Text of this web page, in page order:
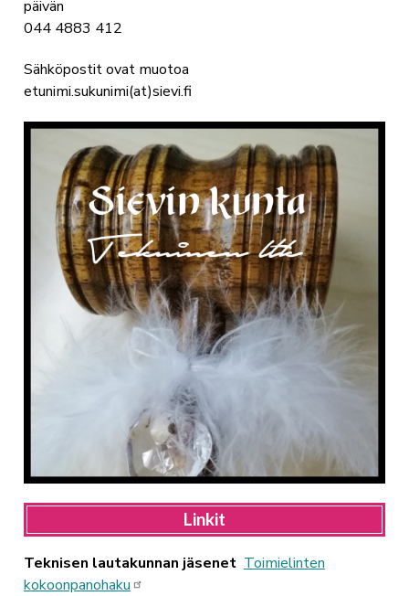
päivän
044 4883 412
Sähköpostit ovat muotoa
etunimi.sukunimi(at)sievi.fi
Linkit
Teknisen lautakunnan jäsenet Toimielinten
kokoonpanohaku